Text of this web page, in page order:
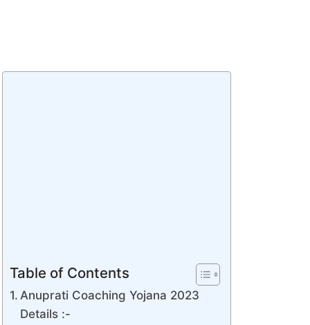
Table of Contents
Anuprati Coaching Yojana 2023
Details :-